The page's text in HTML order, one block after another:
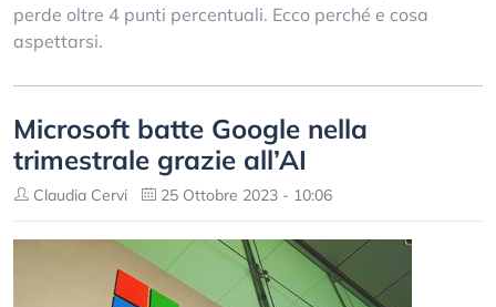
perde oltre 4 punti percentuali. Ecco perché e cosa
aspettarsi.
Microsoft batte Google nella
trimestrale grazie all’AI
Claudia Cervi 25 Ottobre 2023 - 10:06